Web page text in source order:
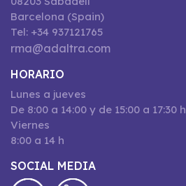
Barcelona (Spain)
Tel: +34 937121765
rma@adaltra.com
HORARIO
Lunes a jueves
De 8:00 a 14:00 y de 15:00 a 17:30 h
Viernes
8:00 a 14 h
SOCIAL MEDIA